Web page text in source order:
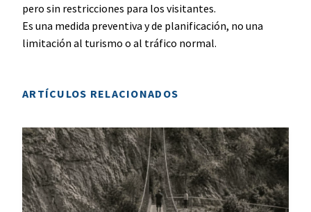
pero sin restricciones para los visitantes.
Es una medida preventiva y de planificación, no una
limitación al turismo o al tráfico normal.
ARTÍCULOS RELACIONADOS